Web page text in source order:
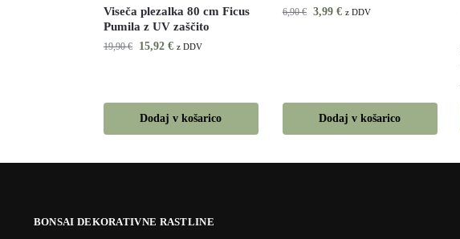
Viseča plezalka 80 cm Ficus
Pumila z UV zaščito
19,90€ 15,92 € z DDV
Dodaj v košarico
6,90€ 3,99 € z DDV
Dodaj v košarico
BONSAI DEKORATIVNE RASTLINE